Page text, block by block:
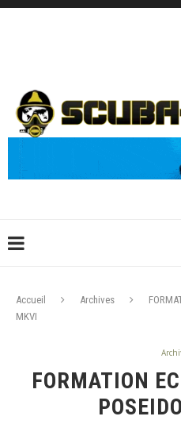
Accueil Archives
MKVI
FORMATION